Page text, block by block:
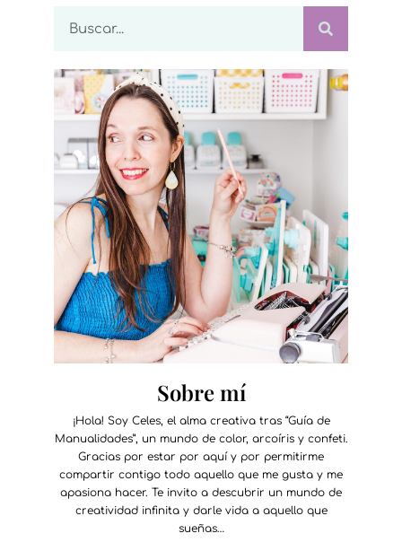
Sobre mí
¡Hola! Soy Celes, el alma creativa tras “Guía de
Manualidades”, un mundo de color, arcoíris y confeti.
Gracias por estar por aquí y por permitirme
compartir contigo todo aquello que me gusta y me
apasiona hacer. Te invito a descubrir un mundo de
creatividad infinita y darle vida a aquello que
sueñas…